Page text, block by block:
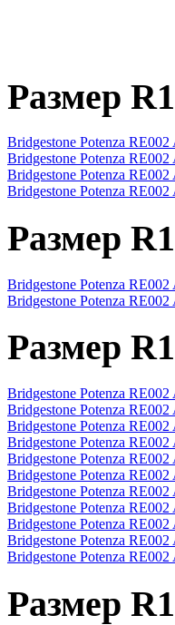
Размер
Bridgestone Potenza
Bridgestone Potenza
Bridgestone Potenza
Bridgestone Potenza
Размер
Bridgestone Potenza
Bridgestone Potenza
Размер
Bridgestone Potenza
Bridgestone Potenza
Bridgestone Potenza
Bridgestone Potenza
Bridgestone Potenza
Bridgestone Potenza
Bridgestone Potenza
Bridgestone Potenza
Bridgestone Potenza
Bridgestone Potenza
Bridgestone Potenza
Размер